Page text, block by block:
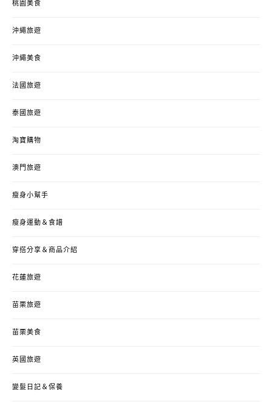
桃園美食
沖繩旅遊
沖繩美食
法國旅遊
泰國旅遊
淘寶購物
澳門旅遊
瘦身小幫手
瘦身運動＆食譜
穿搭分享＆商品介紹
花蓮旅遊
苗栗旅遊
苗栗美食
英國旅遊
變髮日記＆保養